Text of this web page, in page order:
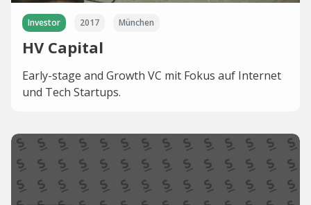
Investor 2017 München
HV Capital
Early-stage and Growth VC mit Fokus auf Internet
und Tech Startups.